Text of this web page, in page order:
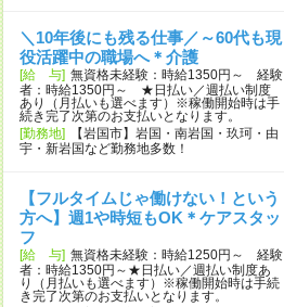
＼10年後にも残る仕事／～60代も現
役活躍中の職場へ＊介護
[給 与] 無資格未経験：時給1350円～ 経験
者：時給1350円～ ★日払い／週払い制度
あり（月払いも選べます）※稼働開始時は手
続き完了次第のお支払いとなります。
[勤務地]
【岩国市】岩国・南岩国・玖珂・由
宇・新岩国など勤務地多数！
【フルタイムじゃ働けない！という
方へ】週1や時短もOK＊ケアスタッ
フ
[給 与] 無資格未経験：時給1250円～ 経験
者：時給1350円～★日払い／週払い制度あ
り（月払いも選べます）※稼働開始時は手続
き完了次第のお支払いとなります。